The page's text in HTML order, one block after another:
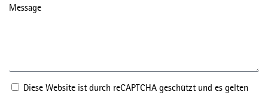
Message
Diese Website ist durch reCAPTCHA geschützt und es gelten